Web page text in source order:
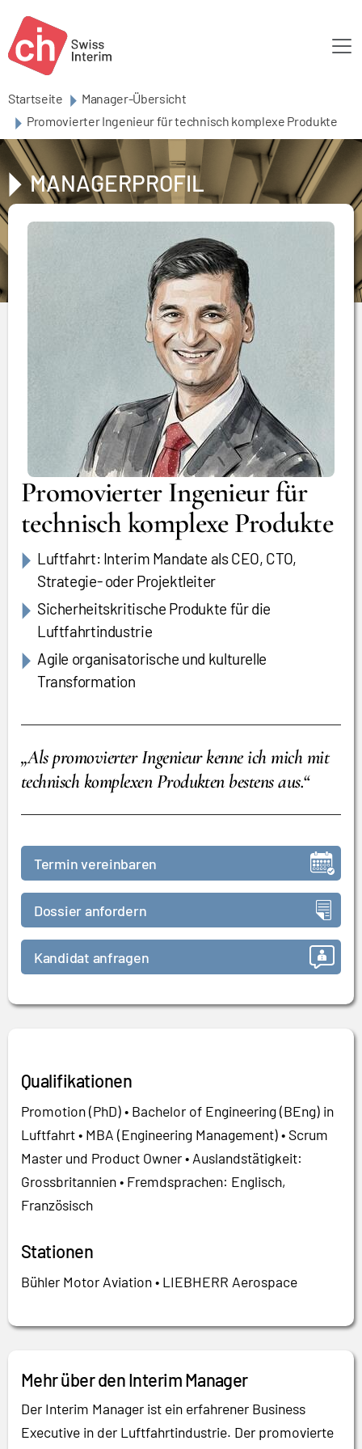
Startseite
Manager-Übersicht
Promovierter Ingenieur für technisch komplexe Produkte
MANAGERPROFIL
Promovierter Ingenieur für
technisch komplexe Produkte
Luftfahrt: Interim Mandate als CEO, CTO,
Strategie- oder Projektleiter
Sicherheitskritische Produkte für die
Luftfahrtindustrie
Agile organisatorische und kulturelle
Transformation
„Als promovierter Ingenieur kenne ich mich mit
technisch komplexen Produkten bestens aus.“
Termin vereinbaren
Dossier anfordern
Kandidat anfragen
Qualifikationen
Promotion (PhD) • Bachelor of Engineering (BEng) in
Luftfahrt • MBA (Engineering Management) • Scrum
Master und Product Owner • Auslandstätigkeit:
Grossbritannien • Fremdsprachen: Englisch,
Französisch
Stationen
Bühler Motor Aviation • LIEBHERR Aerospace
Mehr über den Interim Manager
Der Interim Manager ist ein erfahrener Business
Executive in der Luftfahrtindustrie. Der promovierte